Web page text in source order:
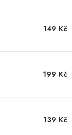
149 Kč
199 Kč
139 Kč